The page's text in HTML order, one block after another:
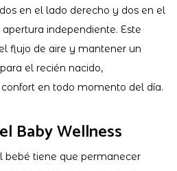
en el lado derecho y dos en el
independiente. Este
flujo de aire y mantener un
el recién nacido,
en todo momento del día.
Baby Wellness
bebé tiene que permanecer